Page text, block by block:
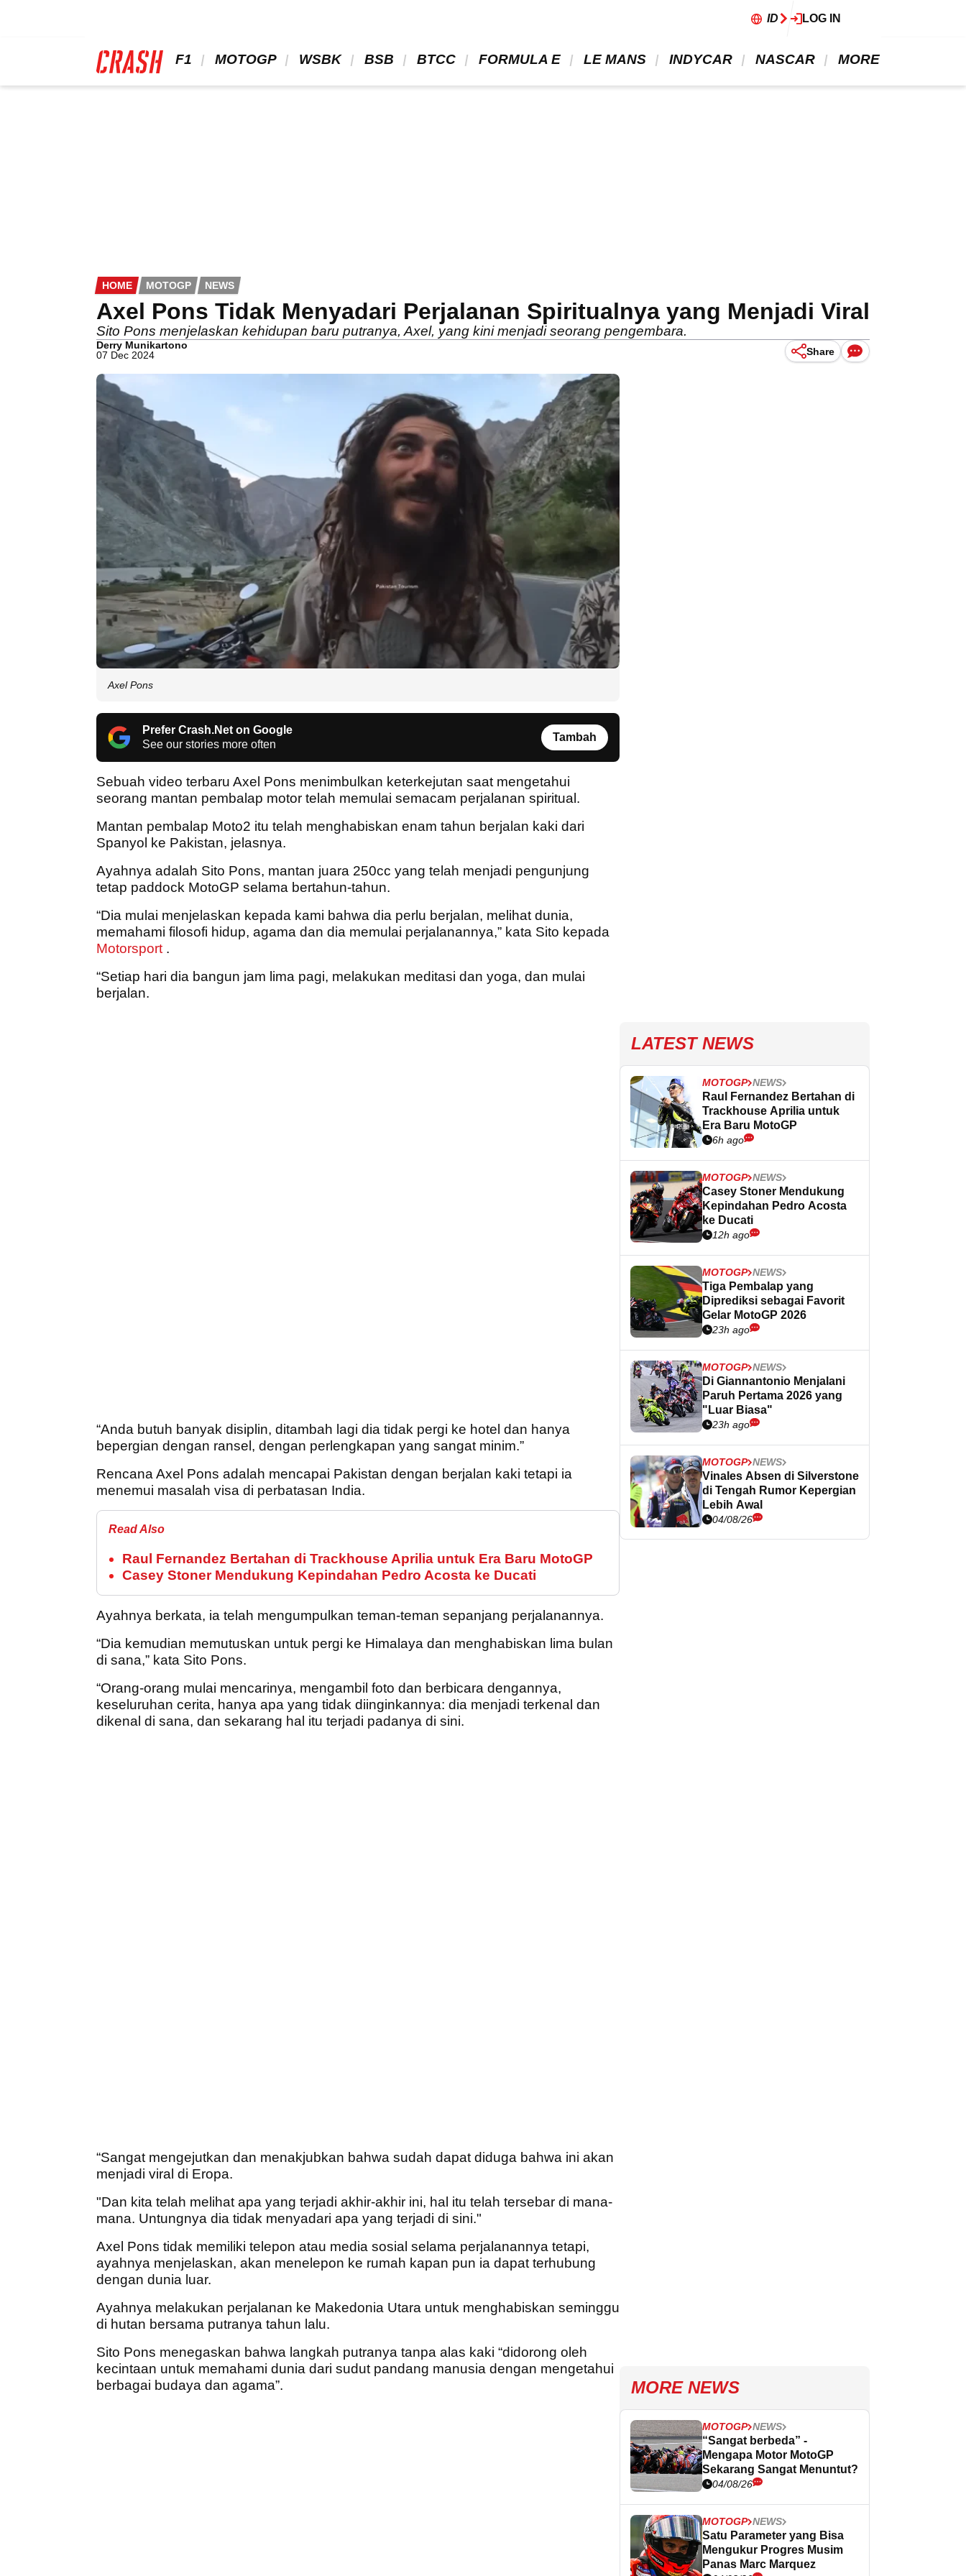
ID LOG IN
F1 MOTOGP WSBK BSB BTCC FORMULA E LE MANS INDYCAR NASCAR MORE
HOME MOTOGP NEWS
Axel Pons Tidak Menyadari Perjalanan Spiritualnya yang Menjadi Viral
Sito Pons menjelaskan kehidupan baru putranya, Axel, yang kini menjadi seorang pengembara.
Derry Munikartono
07 Dec 2024
Share
Axel Pons
Prefer Crash.Net on Google
See our stories more often
Tambah
Sebuah video terbaru Axel Pons menimbulkan keterkejutan saat mengetahui
seorang mantan pembalap motor telah memulai semacam perjalanan spiritual.
Mantan pembalap Moto2 itu telah menghabiskan enam tahun berjalan kaki dari
Spanyol ke Pakistan, jelasnya.
Ayahnya adalah Sito Pons, mantan juara 250cc yang telah menjadi pengunjung
tetap paddock MotoGP selama bertahun-tahun.
“Dia mulai menjelaskan kepada kami bahwa dia perlu berjalan, melihat dunia,
memahami filosofi hidup, agama dan dia memulai perjalanannya,” kata Sito kepada
Motorsport.
“Setiap hari dia bangun jam lima pagi, melakukan meditasi dan yoga, dan mulai
berjalan.
“Anda butuh banyak disiplin, ditambah lagi dia tidak pergi ke hotel dan hanya
bepergian dengan ransel, dengan perlengkapan yang sangat minim.”
Rencana Axel Pons adalah mencapai Pakistan dengan berjalan kaki tetapi ia
menemui masalah visa di perbatasan India.
Read Also
Raul Fernandez Bertahan di Trackhouse Aprilia untuk Era Baru MotoGP
Casey Stoner Mendukung Kepindahan Pedro Acosta ke Ducati
Ayahnya berkata, ia telah mengumpulkan teman-teman sepanjang perjalanannya.
“Dia kemudian memutuskan untuk pergi ke Himalaya dan menghabiskan lima bulan
di sana,” kata Sito Pons.
“Orang-orang mulai mencarinya, mengambil foto dan berbicara dengannya,
keseluruhan cerita, hanya apa yang tidak diinginkannya: dia menjadi terkenal dan
dikenal di sana, dan sekarang hal itu terjadi padanya di sini.
“Sangat mengejutkan dan menakjubkan bahwa sudah dapat diduga bahwa ini akan
menjadi viral di Eropa.
"Dan kita telah melihat apa yang terjadi akhir-akhir ini, hal itu telah tersebar di mana-
mana. Untungnya dia tidak menyadari apa yang terjadi di sini."
Axel Pons tidak memiliki telepon atau media sosial selama perjalanannya tetapi,
ayahnya menjelaskan, akan menelepon ke rumah kapan pun ia dapat terhubung
dengan dunia luar.
Ayahnya melakukan perjalanan ke Makedonia Utara untuk menghabiskan seminggu
di hutan bersama putranya tahun lalu.
Sito Pons menegaskan bahwa langkah putranya tanpa alas kaki “didorong oleh
kecintaan untuk memahami dunia dari sudut pandang manusia dengan mengetahui
berbagai budaya dan agama”.
LATEST NEWS
MOTOGP NEWS
Raul Fernandez Bertahan di
Trackhouse Aprilia untuk
Era Baru MotoGP
6h ago
MOTOGP NEWS
Casey Stoner Mendukung
Kepindahan Pedro Acosta
ke Ducati
12h ago
MOTOGP NEWS
Tiga Pembalap yang
Diprediksi sebagai Favorit
Gelar MotoGP 2026
23h ago
MOTOGP NEWS
Di Giannantonio Menjalani
Paruh Pertama 2026 yang
"Luar Biasa"
23h ago
MOTOGP NEWS
Vinales Absen di Silverstone
di Tengah Rumor Kepergian
Lebih Awal
04/08/26
MORE NEWS
MOTOGP NEWS
“Sangat berbeda” -
Mengapa Motor MotoGP
Sekarang Sangat Menuntut?
04/08/26
MOTOGP NEWS
Satu Parameter yang Bisa
Mengukur Progres Musim
Panas Marc Marquez